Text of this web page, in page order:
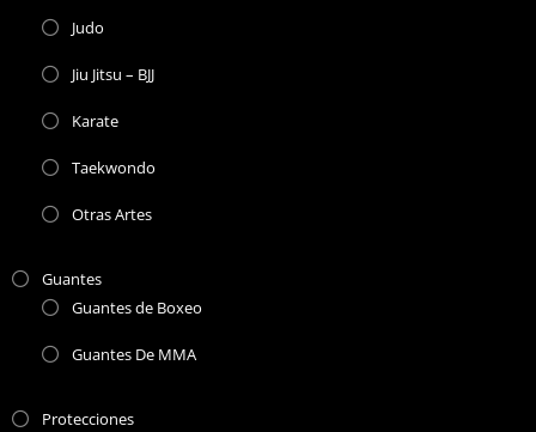
Judo
Jiu Jitsu – BJJ
Karate
Taekwondo
Otras Artes
Guantes
Guantes de Boxeo
Guantes De MMA
Protecciones